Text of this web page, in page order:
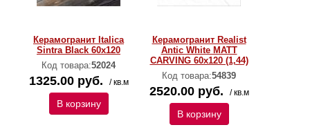
Керамогранит Italica
Sintra Black 60x120
Код товара:52024
1325.00 руб. / кв.м
В корзину
Керамогранит Realist
Antic White MATT
CARVING 60x120 (1,44)
Код товара:54839
2520.00 руб. / кв.м
В корзину